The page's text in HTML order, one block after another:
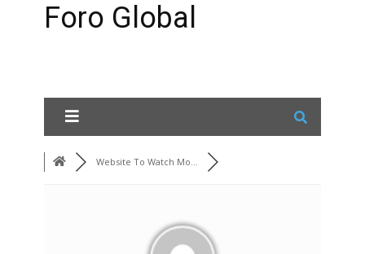
Foro Global
Website To Watch Mo...